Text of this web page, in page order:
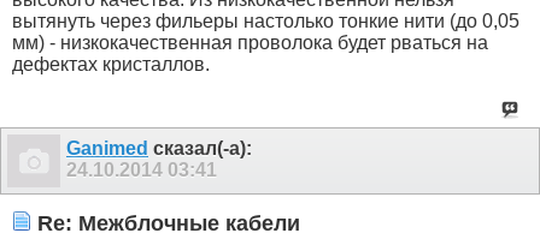
вытянуть через фильеры настолько тонкие нити (до 0,05
мм) - низкокачественная проволока будет рваться на
дефектах кристаллов.
Ganimed сказал(-а):
24.10.2014 03:41
Re: Межблочные кабели